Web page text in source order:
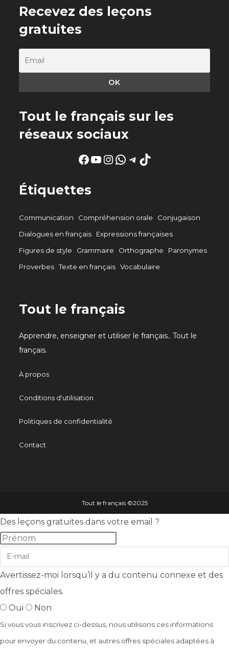
Recevez des leçons
gratuites
Tout le français sur les
réseaux sociaux
Facebook
YouTube
Instagram
WhatsApp
Telegram
TikTok
Étiquettes
Communication Compréhension orale
Conjugaison
Dialogues en français
Expressions françaises
Figures de style
Grammaire Orthographe
Paronymes
Proverbes Texte en français Vocabulaire
Tout le français
Apprendre, enseigner et utiliser le français.. Tout le
français.
À propos
Conditions d'utilisation
Politiques de confidentialité
Contact
Tout le français ©️2025
Des leçons gratuites dans votre email ?
Avertissez-moi lorsqu’il y a du contenu connexe et des
offres spéciales.
Oui
Non
Si vous vous inscrivez ci-dessus, nous utilisons ces informations
pour envoyer du contenu, et autres offres spéciales adaptées à